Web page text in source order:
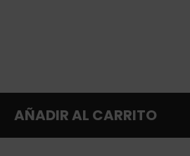
AÑADIR AL CARRITO